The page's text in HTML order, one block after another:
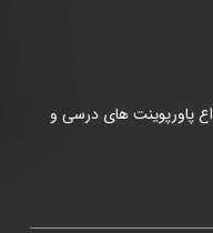
پاورپوینت های درسی و